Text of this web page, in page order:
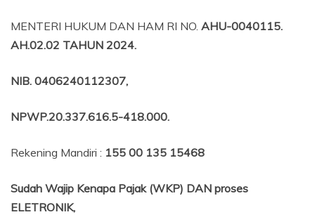
MENTERI HUKUM DAN HAM RI NO. AHU-0040115.
AH.02.02 TAHUN 2024.
NIB. 0406240112307,
NPWP.20.337.616.5-418.000.
Rekening Mandiri : 155 00 135 15468
Sudah Wajip Kenapa Pajak (WKP) DAN proses
ELETRONIK,